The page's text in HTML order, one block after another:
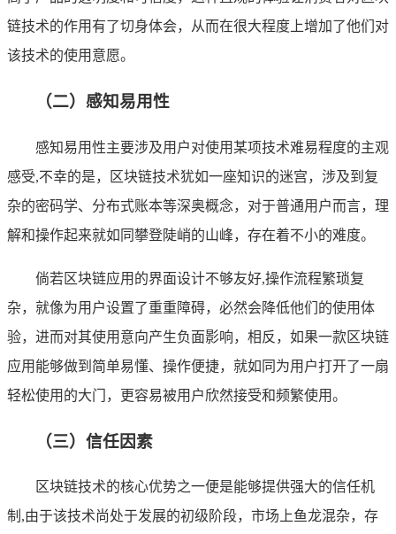
链技术的作用有了切身体会，从而在很大程度上增加了他们对
该技术的使用意愿。
（二）感知易用性
感知易用性主要涉及用户对使用某项技术难易程度的主观
感受,不幸的是，区块链技术犹如一座知识的迷宫，涉及到复
杂的密码学、分布式账本等深奥概念，对于普通用户而言，理
解和操作起来就如同攀登陡峭的山峰，存在着不小的难度。
倘若区块链应用的界面设计不够友好,操作流程繁琐复
杂，就像为用户设置了重重障碍，必然会降低他们的使用体
验，进而对其使用意向产生负面影响，相反，如果一款区块链
应用能够做到简单易懂、操作便捷，就如同为用户打开了一扇
轻松使用的大门，更容易被用户欣然接受和频繁使用。
（三）信任因素
区块链技术的核心优势之一便是能够提供强大的信任机
制,由于该技术尚处于发展的初级阶段，市场上鱼龙混杂，存